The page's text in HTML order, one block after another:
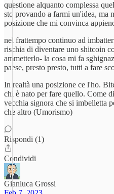
questione alquanto complessa
sto provando a farmi un'idea, ma
posizione che mi convinca
nel frattempo continuo ad
rischia di diventare uno shitcoin
ammetterlo- la cosa mi fa
paese, presto presto, tutti a fare
In realtà una posizione ce l'ho.
chi è nato per fare quello. Come
vecchia signora che si imbelletta
che altro (Umorismo)
Rispondi (1)
Condividi
Gianluca Grossi